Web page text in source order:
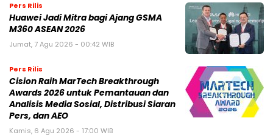
Pers Rilis
Huawei Jadi Mitra bagi Ajang GSMA
M360 ASEAN 2026
Jumat, 7 Agu 2026 - 00:42 WIB
Pers Rilis
Cision Raih MarTech Breakthrough
Awards 2026 untuk Pemantauan dan
Analisis Media Sosial, Distribusi Siaran
Pers, dan AEO
Kamis, 6 Agu 2026 - 17:00 WIB